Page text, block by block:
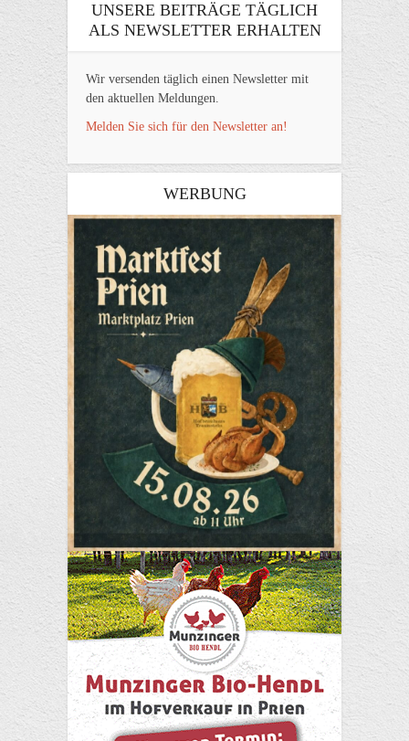
UNSERE BEITRÄGE TÄGLICH
ALS NEWSLETTER ERHALTEN
Wir versenden täglich einen Newsletter mit
den aktuellen Meldungen.
Melden Sie sich für den Newsletter an!
WERBUNG